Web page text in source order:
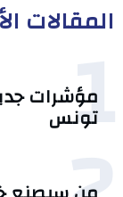
المقالات
1
مؤشرات
تونس